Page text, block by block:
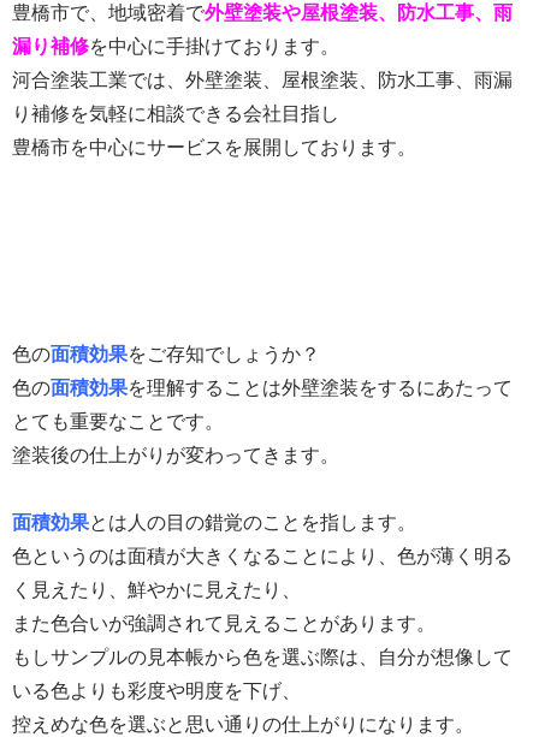
豊橋市で、地域密着で外壁塗装や屋根塗装、防水工事、雨
漏り補修を中心に手掛けております。
河合塗装工業では、外壁塗装、屋根塗装、防水工事、雨漏
り補修を気軽に相談できる会社目指し
豊橋市を中心にサービスを展開しております。
色の面積効果をご存知でしょうか？
色の面積効果を理解することは外壁塗装をするにあたって
とても重要なことです。
塗装後の仕上がりが変わってきます。
面積効果とは人の目の錯覚のことを指します。
色というのは面積が大きくなることにより、色が薄く明る
く見えたり、鮮やかに見えたり、
また色合いが強調されて見えることがあります。
もしサンプルの見本帳から色を選ぶ際は、自分が想像して
いる色よりも彩度や明度を下げ、
控えめな色を選ぶと 思い通りの仕上がりになります。